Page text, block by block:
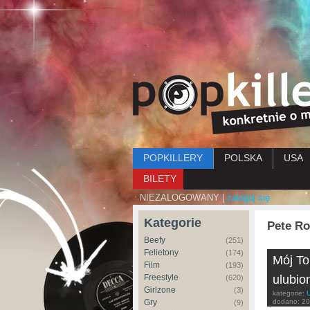
Menu główne
POPKILLERY POLSKA USA
BILETY
NIEZALOGOWANY | zaloguj się
Kategorie
Beefy (251)
Felietony (174)
Film (193)
Freestyle (620)
Girlzone (3)
Gry (9)
Pete
Mój
kategorie:
dodano: